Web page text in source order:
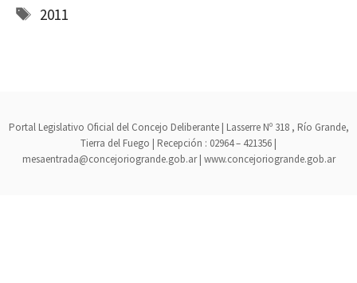
Etiquetas
2011
Portal Legislativo Oficial del Concejo Deliberante | Lasserre Nº 318 , Río Grande,
Tierra del Fuego | Recepción : 02964 – 421356 |
mesaentrada@concejoriogrande.gob.ar | www.concejoriogrande.gob.ar